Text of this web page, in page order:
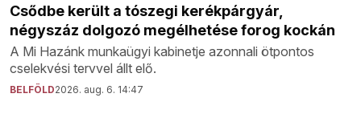
Csődbe került a tószegi kerékpárgyár,
négyszáz dolgozó megélhetése forog kockán
A Mi Hazánk munkaügyi kabinetje azonnali ötpontos
cselekvési tervvel állt elő.
BELFÖLD2026. aug. 6. 14:47